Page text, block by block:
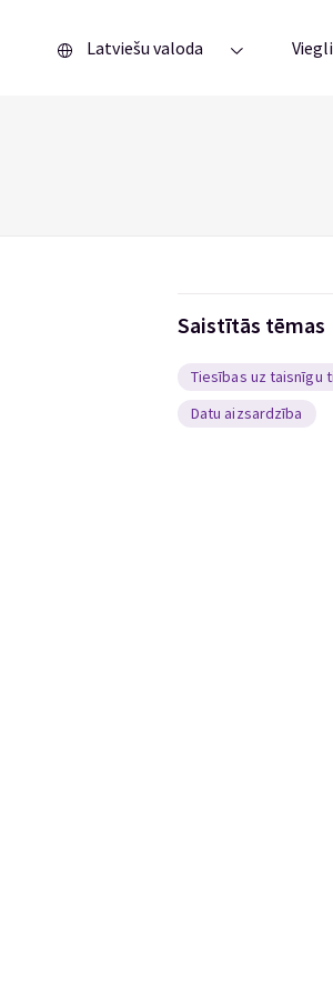
Latviešu valoda
Saistītās tēmas
Tiesības uz taisnīgu
Datu aizsardzība